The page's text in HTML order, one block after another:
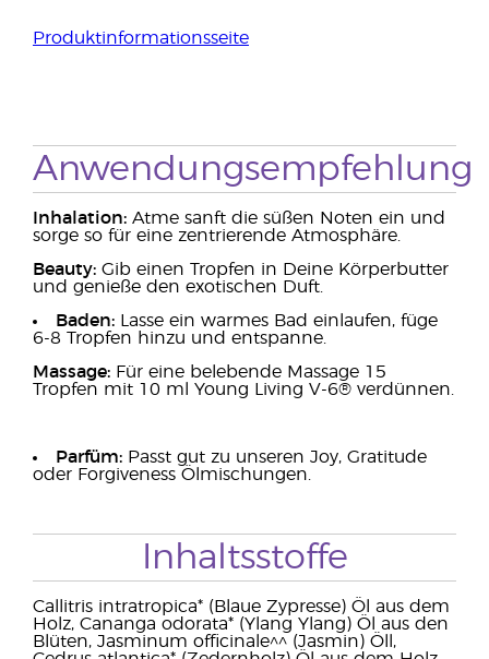
Produktinformationsseite
Anwendungsempfehlung
Inhalation: Atme sanft die süßen Noten ein und
sorge so für eine zentrierende Atmosphäre.
Beauty: Gib einen Tropfen in Deine Körperbutter
und genieße den exotischen Duft.
Baden: Lasse ein warmes Bad einlaufen, füge
6-8 Tropfen hinzu und entspanne.
Massage: Für eine belebende Massage 15
Tropfen mit 10 ml Young Living V-6® verdünnen.
Parfüm: Passt gut zu unseren Joy, Gratitude
oder Forgiveness Ölmischungen.
Inhaltsstoffe
Callitris intratropica* (Blaue Zypresse) Öl aus dem
Holz, Cananga odorata* (Ylang Ylang) Öl aus den
Blüten, Jasminum officinale^^ (Jasmin) Öll,